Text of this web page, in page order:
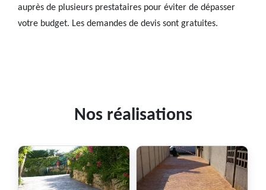
auprès de plusieurs prestataires pour éviter de dépasser
votre budget. Les demandes de devis sont gratuites.
Nos réalisations